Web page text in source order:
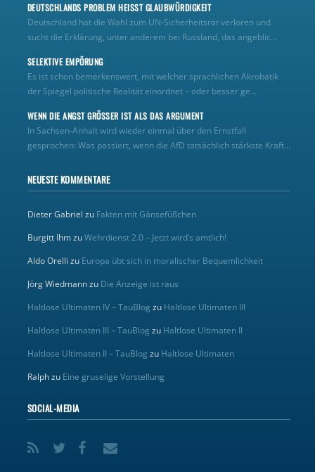
DEUTSCHLANDS PROBLEM HEISST GLAUBWÜRDIGKEIT
Deutschland hat die Wahl zum UN‑Sicherheitsrat verloren und
sucht die Erklärung, unter anderem bei Russland, das angeblic...
SELEKTIVE EMPÖRUNG
Es ist schon bemerkenswert, mit welcher sprachlichen Akrobatik
der Spiegel politische Realität einordnet – oder besser ge...
WENN DIE ANGST GRÖSSER IST ALS DAS ARGUMENT
In Sachsen-Anhalt wird wieder einmal über den Ernstfall
gesprochen: Was passiert, wenn die AfD tatsächlich stärkste Kraft...
NEUESTE KOMMENTARE
Dieter Gabriel zu Fakten mit Gänsefüßchen
Burgitt IhmzuWehrdienst 2.0 – Jetzt wird’s amtlich!
Aldo Orelli zu Europa übt sich in moralischer Bequemlichkeit
Jörg Wiedmannzu Die Anzeige ist raus
Haltlose Ultimaten IV – TauBlog zu Haltlose Ultimaten III
Haltlose Ultimaten III – TauBlog zu Haltlose Ultimaten II
Haltlose Ultimaten II – TauBlog zu Haltlose Ultimaten
Ralphzu Eine gruselige Vorstellung
SOCIAL-MEDIA